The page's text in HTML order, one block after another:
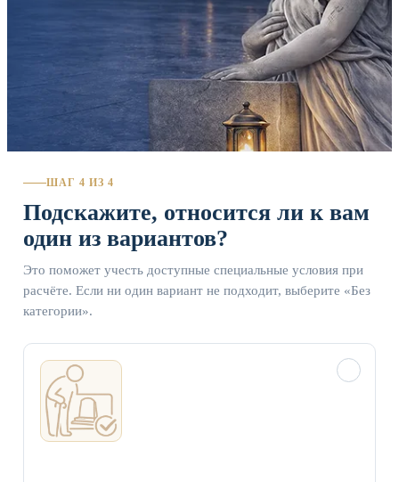
ШАГ 4 ИЗ 4
Подскажите, относится ли к вам
один из вариантов?
Это поможет учесть доступные специальные условия при
расчёте. Если ни один вариант не подходит, выберите «Без
категории».